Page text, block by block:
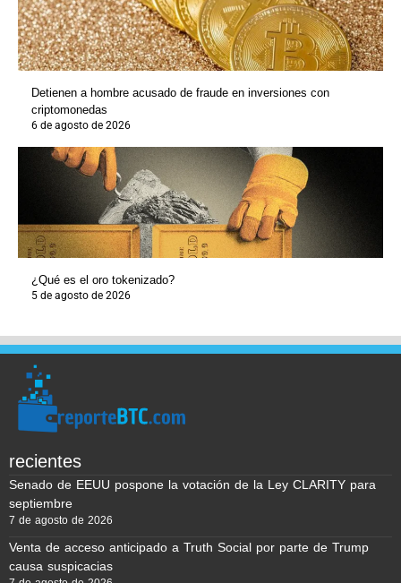
Detienen a hombre acusado de fraude en inversiones con
criptomonedas
6 de agosto de 2026
¿Qué es el oro tokenizado?
5 de agosto de 2026
recientes
Senado de EEUU pospone la votación de la Ley CLARITY para
septiembre
7 de agosto de 2026
Venta de acceso anticipado a Truth Social por parte de Trump
causa suspicacias